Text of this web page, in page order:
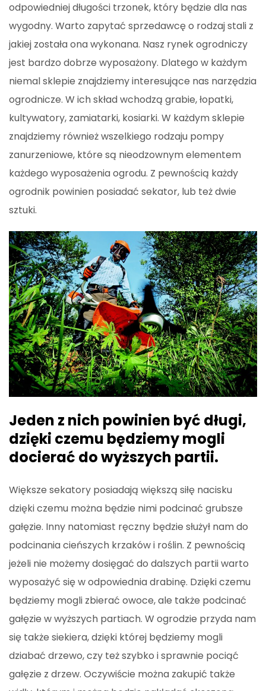
odpowiedniej długości trzonek, który będzie dla nas
wygodny. Warto zapytać sprzedawcę o rodzaj stali z
jakiej została ona wykonana. Nasz rynek ogrodniczy
jest bardzo dobrze wyposażony. Dlatego w każdym
niemal sklepie znajdziemy interesujące nas narzędzia
ogrodnicze. W ich skład wchodzą grabie, łopatki,
kultywatory, zamiatarki, kosiarki. W każdym sklepie
znajdziemy również wszelkiego rodzaju pompy
zanurzeniowe, które są nieodzownym elementem
każdego wyposażenia ogrodu. Z pewnością każdy
ogrodnik powinien posiadać sekator, lub też dwie
sztuki.
Jeden z nich powinien być długi,
dzięki czemu będziemy mogli
docierać do wyższych partii.
Większe sekatory posiadają większą siłę nacisku
dzięki czemu można będzie nimi podcinać grubsze
gałęzie. Inny natomiast ręczny będzie służył nam do
podcinania cieńszych krzaków i roślin. Z pewnością
jeżeli nie możemy dosięgać do dalszych partii warto
wyposażyć się w odpowiednia drabinę. Dzięki czemu
będziemy mogli zbierać owoce, ale także podcinać
gałęzie w wyższych partiach. W ogrodzie przyda nam
się także siekiera, dzięki której będziemy mogli
dziabać drzewo, czy też szybko i sprawnie pociąć
gałęzie z drzew. Oczywiście można zakupić także